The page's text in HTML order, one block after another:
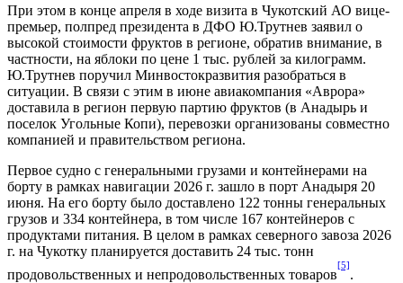
При этом в конце апреля в ходе визита в Чукотский АО вице-
премьер, полпред президента в ДФО Ю.Трутнев заявил о
высокой стоимости фруктов в регионе, обратив внимание, в
частности, на яблоки по цене 1 тыс. рублей за килограмм.
Ю.Трутнев поручил Минвостокразвития разобраться в
ситуации. В связи с этим в июне авиакомпания «Аврора»
доставила в регион первую партию фруктов (в Анадырь и
поселок Угольные Копи), перевозки организованы совместно
компанией и правительством региона.
Первое судно с генеральными грузами и контейнерами на
борту в рамках навигации 2026 г. зашло в порт Анадыря 20
июня. На его борту было доставлено 122 тонны генеральных
грузов и 334 контейнера, в том числе 167 контейнеров с
продуктами питания. В целом в рамках северного завоза 2026
г. на Чукотку планируется доставить 24 тыс. тонн
продовольственных и непродовольственных товаров
[5]
.